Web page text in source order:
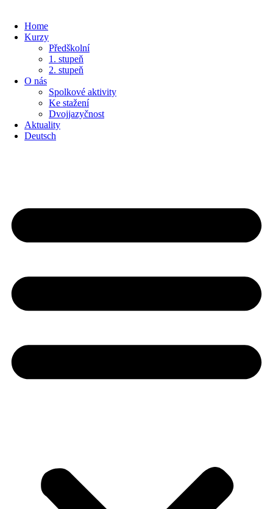
Home
Kurzy
Předškolní
1. stupeň
2. stupeň
O nás
Spolkové aktivity
Ke stažení
Dvojjazyčnost
Aktuality
Deutsch